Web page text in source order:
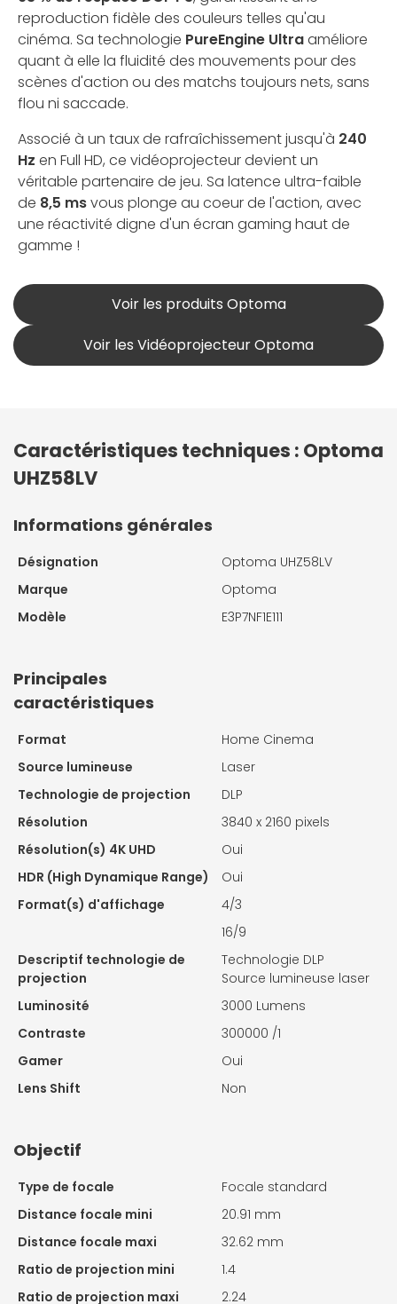
reproduction fidèle des couleurs telles qu'au
cinéma. Sa technologie PureEngine Ultraaméliore
quant à elle la fluidité des mouvements pour des
scènes d'action ou des matchs toujours nets, sans
flou ni saccade.
Associé à un taux de rafraîchissement jusqu'à 240
Hz en Full HD, ce vidéoprojecteur devient un
véritable partenaire de jeu. Sa latence ultra-faible
de 8,5 msvous plonge au coeur de l'action, avec
une réactivité digne d'un écran gaming haut de
gamme !
Voir les produits Optoma
Voir les Vidéoprojecteur Optoma
Caractéristiques techniques : Optoma
UHZ58LV
Informations générales
Désignation
Optoma UHZ58LV
Marque
Optoma
Modèle
E3P7NF1E111
Principales
caractéristiques
Format
Home Cinema
Source lumineuse
Laser
Technologie de projection
DLP
Résolution
3840 x 2160 pixels
Résolution(s) 4K UHD
Oui
HDR (High Dynamique Range)
Oui
Format(s) d'affichage
4/3
16/9
Descriptif technologie de
projection
Technologie DLP
Source lumineuse laser
Luminosité
3000 Lumens
Contraste
300000 /1
Gamer
Oui
Lens Shift
Non
Objectif
Type de focale
Focale standard
Distance focale mini
20.91 mm
Distance focale maxi
32.62 mm
Ratio de projection mini
1.4
Ratio de projection maxi
2.24